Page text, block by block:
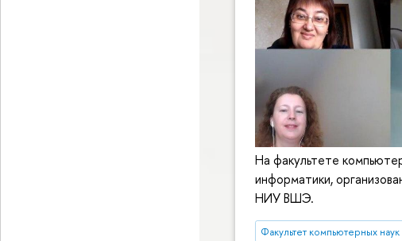
На факультете
информатики,
НИУ ВШЭ.
Факультет компьютерных наук